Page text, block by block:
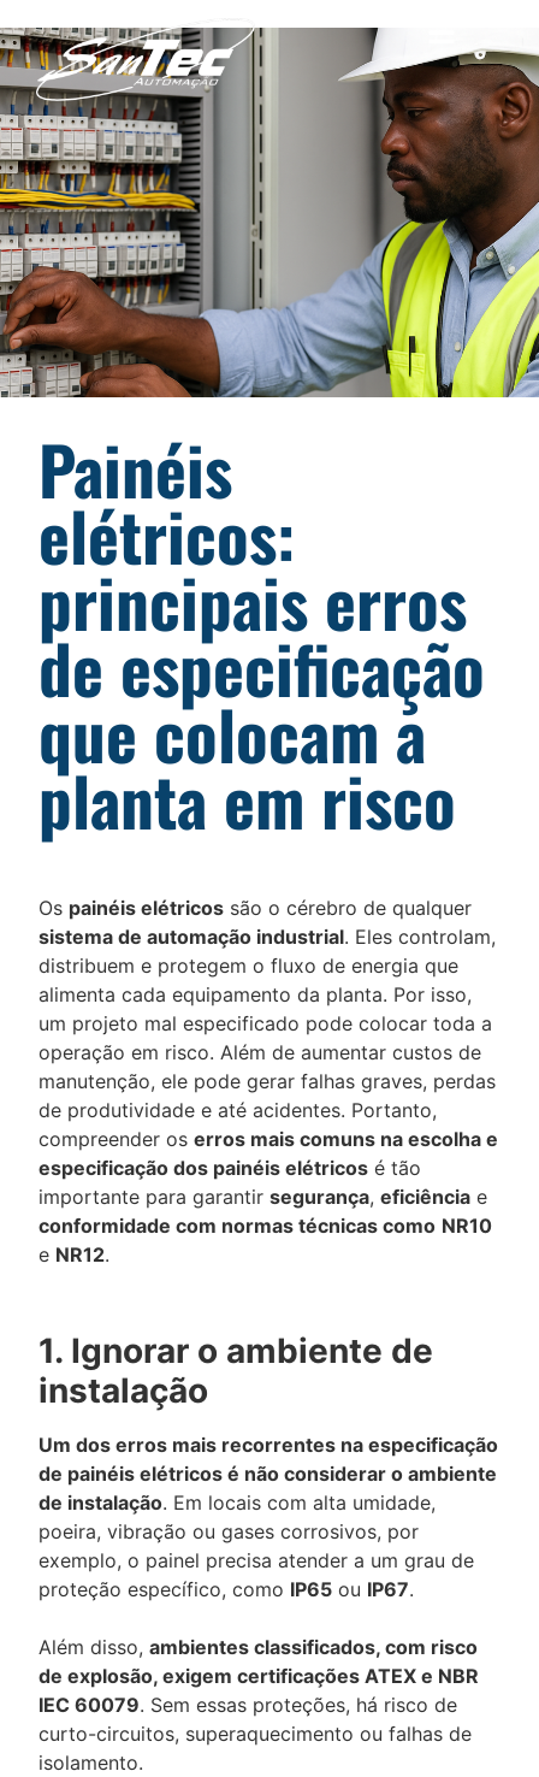
Painéis
elétricos:
principais erros
de especificação
que colocam a
planta em risco
Os painéis elétricos são o cérebro de qualquer
sistema de automação industrial. Eles controlam,
distribuem e protegem o fluxo de energia que
alimenta cada equipamento da planta. Por isso,
um projeto mal especificado pode colocar toda a
operação em risco. Além de aumentar custos de
manutenção, ele pode gerar falhas graves, perdas
de produtividade e até acidentes. Portanto,
compreender os erros mais comuns na escolha e
especificação dos painéis elétricos é tão
importante para garantir segurança, eficiência e
conformidade com normas técnicas como NR10
e NR12.
1. Ignorar o ambiente de
instalação
Um dos erros mais recorrentes na especificação
de painéis elétricos é não considerar o ambiente
de instalação. Em locais com alta umidade,
poeira, vibração ou gases corrosivos, por
exemplo, o painel precisa atender a um grau de
proteção específico, como IP65 ou IP67.
Além disso, ambientes classificados, com risco
de explosão, exigem certificações ATEX e NBR
IEC 60079. Sem essas proteções, há risco de
curto-circuitos, superaquecimento ou falhas de
isolamento.